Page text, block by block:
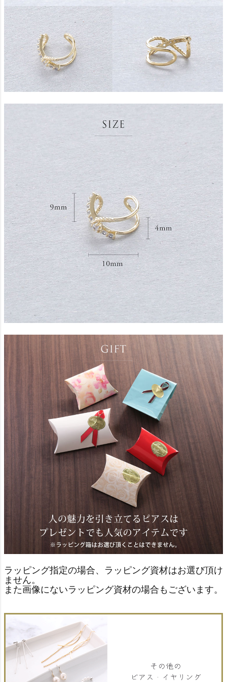
ラッピング指定の場合、ラッピング資材はお選び頂け
ません。
また画像にないラッピング資材の場合もございます。